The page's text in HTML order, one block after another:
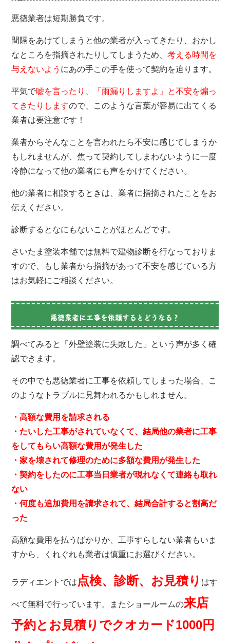
悪徳業者は短期勝負です。
間隔をあけてしまうと他の業者が入ってきたり、おかし
なところを指摘されたりしてしまうため、考える時間を
与えないよう にあの手この手を使って契約を迫ります。
平気で嘘を言ったり、「雨漏りしますよ」と不安を煽っ
てきたりしますので、このような言葉が容易に出てくる
業者は要注意です！
業者からそんなことを言われたら不安に感じてしまうか
もしれませんが、焦って契約してしまわないように一度
冷静になって他の業者にも声をかけてください。
他の業者に相談するときは、業者に指摘されたことをお
伝えください。
診断するとなにもないことがほとんどです。
さいたま塗装本舗では無料で建物診断を行なっておりま
すので、もし業者から指摘があって不安を感じている方
はお気軽にご相談ください。
悪徳業者に工事を依頼するとどうなる？
調べてみると「外壁塗装に失敗した」という声が多く確
認できます。
その中でも悪徳業者に工事を依頼してしまった場合、こ
のようなトラブルに見舞われるかもしれません。
・高額な費用を請求される
・たいした工事がされていなくて、結局他の業者に工事
をしてもらい高額な費用が発生した
・家を壊されて修理のために多額な費用が発生した
・契約をしたのに工事当日業者が現れなくて連絡も取れ
ない
・何度も追加費用を請求されて、結局合計すると割高だ
った
高額な費用を払うばかりか、工事すらしない業者もいま
すから、くれぐれも業者は慎重にお選びください。
ラディエント では 点検、診断、お見積り はす
べて無料で行っています。またショールームの来店
予約とお見積りでクオカード1000円